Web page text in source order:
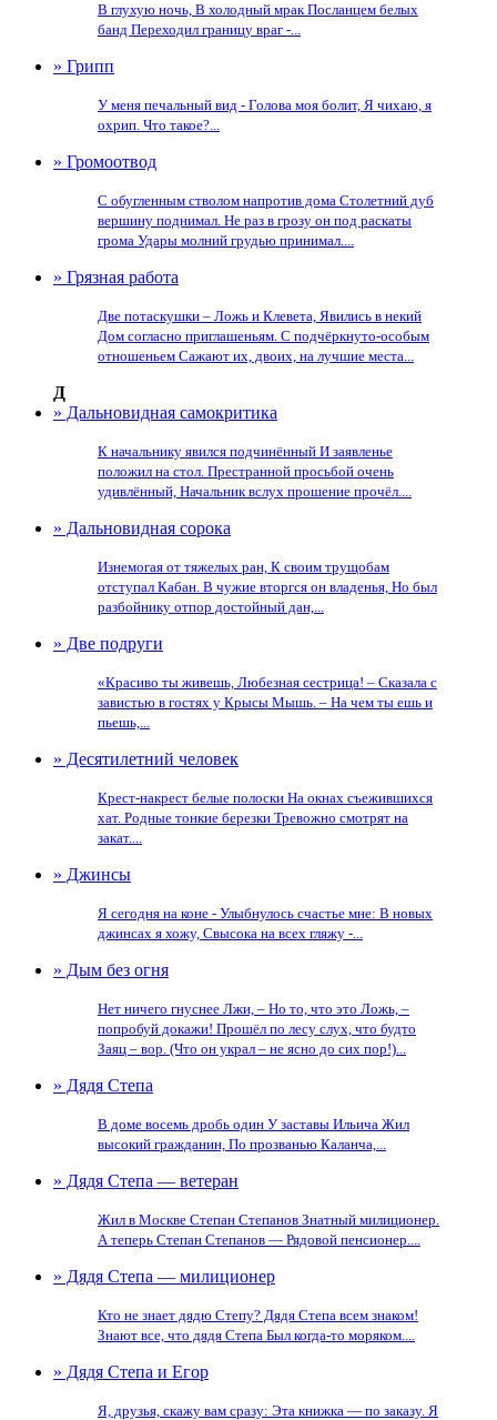
В глухую ночь, В холодный мрак Посланцем белых
банд Переходил границу враг -...
» Грипп
У меня печальный вид - Голова моя болит, Я чихаю, я
охрип. Что такое?...
» Громоотвод
С обугленным стволом напротив дома Столетний дуб
вершину поднимал. Не раз в грозу он под раскаты
грома Удары молний грудью принимал....
» Грязная работа
Две потаскушки – Ложь и Клевета, Явились в некий
Дом согласно приглашеньям. С подчёркнуто-особым
отношеньем Сажают их, двоих, на лучшие места...
Д
» Дальновидная самокритика
К начальнику явился подчинённый И заявленье
положил на стол. Престранной просьбой очень
удивлённый, Начальник вслух прошение прочёл....
» Дальновидная сорока
Изнемогая от тяжелых ран, К своим трущобам
отступал Кабан. В чужие вторгся он владенья, Но был
разбойнику отпор достойный дан,...
» Две подруги
«Красиво ты живешь, Любезная сестрица! – Сказала с
завистью в гостях у Крысы Мышь. – На чем ты ешь и
пьешь,...
» Десятилетний человек
Крест-накрест белые полоски На окнах съежившихся
хат. Родные тонкие березки Тревожно смотрят на
закат....
» Джинсы
Я сегодня на коне - Улыбнулось счастье мне: В новых
джинсах я хожу, Свысока на всех гляжу -...
» Дым без огня
Нет ничего гнуснее Лжи, – Но то, что это Ложь, –
попробуй докажи! Прошёл по лесу слух, что будто
Заяц – вор. (Что он украл – не ясно до сих пор!)...
» Дядя Степа
В доме восемь дробь один У заставы Ильича Жил
высокий гражданин, По прозванью Каланча,...
» Дядя Степа — ветеран
Жил в Москве Степан Степанов Знатный милиционер.
А теперь Степан Степанов — Рядовой пенсионер....
» Дядя Степа — милиционер
Кто не знает дядю Степу? Дядя Степа всем знаком!
Знают все, что дядя Степа Был когда-то моряком....
» Дядя Степа и Егор
Я, друзья, скажу вам сразу: Эта книжка — по заказу. Я